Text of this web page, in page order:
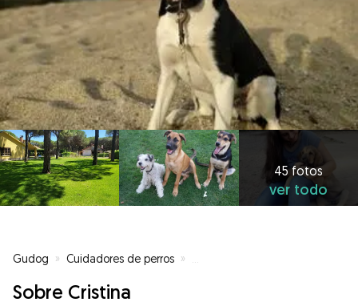
45 fotos
ver todo
Gudog » Cuidadores de perros »
Sobre Cristina